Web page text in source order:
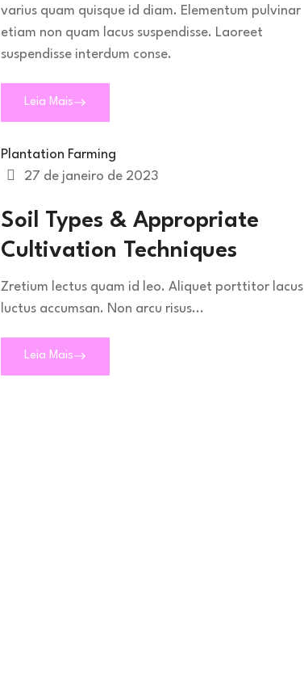
varius quam quisque id diam. Elementum pulvinar
etiam non quam lacus suspendisse. Laoreet
suspendisse interdum conse.
Leia Mais
Plantation Farming
27 de janeiro de 2023
Soil Types & Appropriate
Cultivation Techniques
Zretium lectus quam id leo. Aliquet porttitor lacus
luctus accumsan. Non arcu risus...
Leia Mais